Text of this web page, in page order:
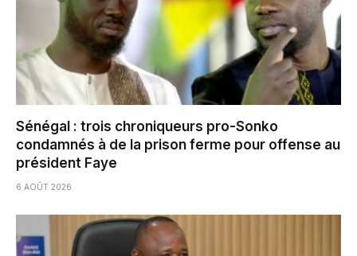
Sénégal : trois chroniqueurs pro-Sonko
condamnés à de la prison ferme pour offense au
président Faye
6 AOÛT 2026